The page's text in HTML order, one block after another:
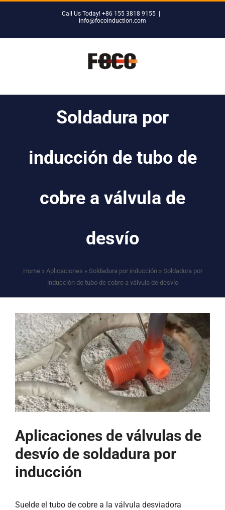
Call Us Today! +86 155 3818 9155
info@focoinduction.com
Soldadura por
inducción de tubo de
cobre a válvula de
desvío
Home» Aplicaciones » Soldadura por inducción » Soldadura por
inducción de tubo de cobre a válvula de desvío
Aplicaciones de válvulas de
desvío de soldadura por
inducción
Suelde el tubo de cobre a la válvula desviadora